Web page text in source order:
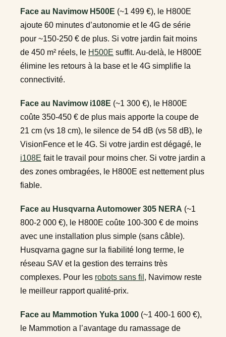
Face au Navimow H500E (~1 499 €), le H800E
ajoute 60 minutes d’autonomie et le 4G de série
pour ~150-250 € de plus. Si votre jardin fait moins
de 450 m² réels, le H500E suffit. Au-delà, le H800E
élimine les retours à la base et le 4G simplifie la
connectivité.
Face au Navimow i108E (~1 300 €), le H800E
coûte 350-450 € de plus mais apporte la coupe de
21 cm (vs 18 cm), le silence de 54 dB (vs 58 dB), le
VisionFence et le 4G. Si votre jardin est dégagé, le
i108E fait le travail pour moins cher. Si votre jardin a
des zones ombragées, le H800E est nettement plus
fiable.
Face au Husqvarna Automower 305 NERA (~1
800-2 000 €), le H800E coûte 100-300 € de moins
avec une installation plus simple (sans câble).
Husqvarna gagne sur la fiabilité long terme, le
réseau SAV et la gestion des terrains très
complexes. Pour les robots sans fil , Navimow reste
le meilleur rapport qualité-prix.
Face au Mammotion Yuka 1000 (~1 400-1 600 €),
le Mammotion a l’avantage du ramassage de